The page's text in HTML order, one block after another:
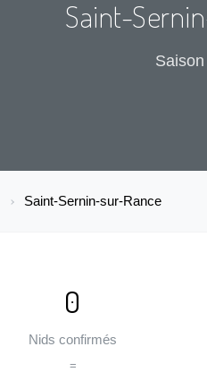
Saint-
Saint-Sernin-sur-Rance
0
Nids confirmés
=